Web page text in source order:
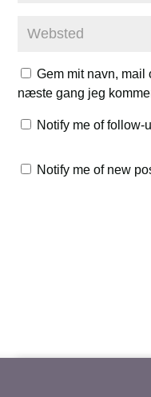
Gem mit navn, mail
næste gang jeg
Notify me of follow-
Notify me of new